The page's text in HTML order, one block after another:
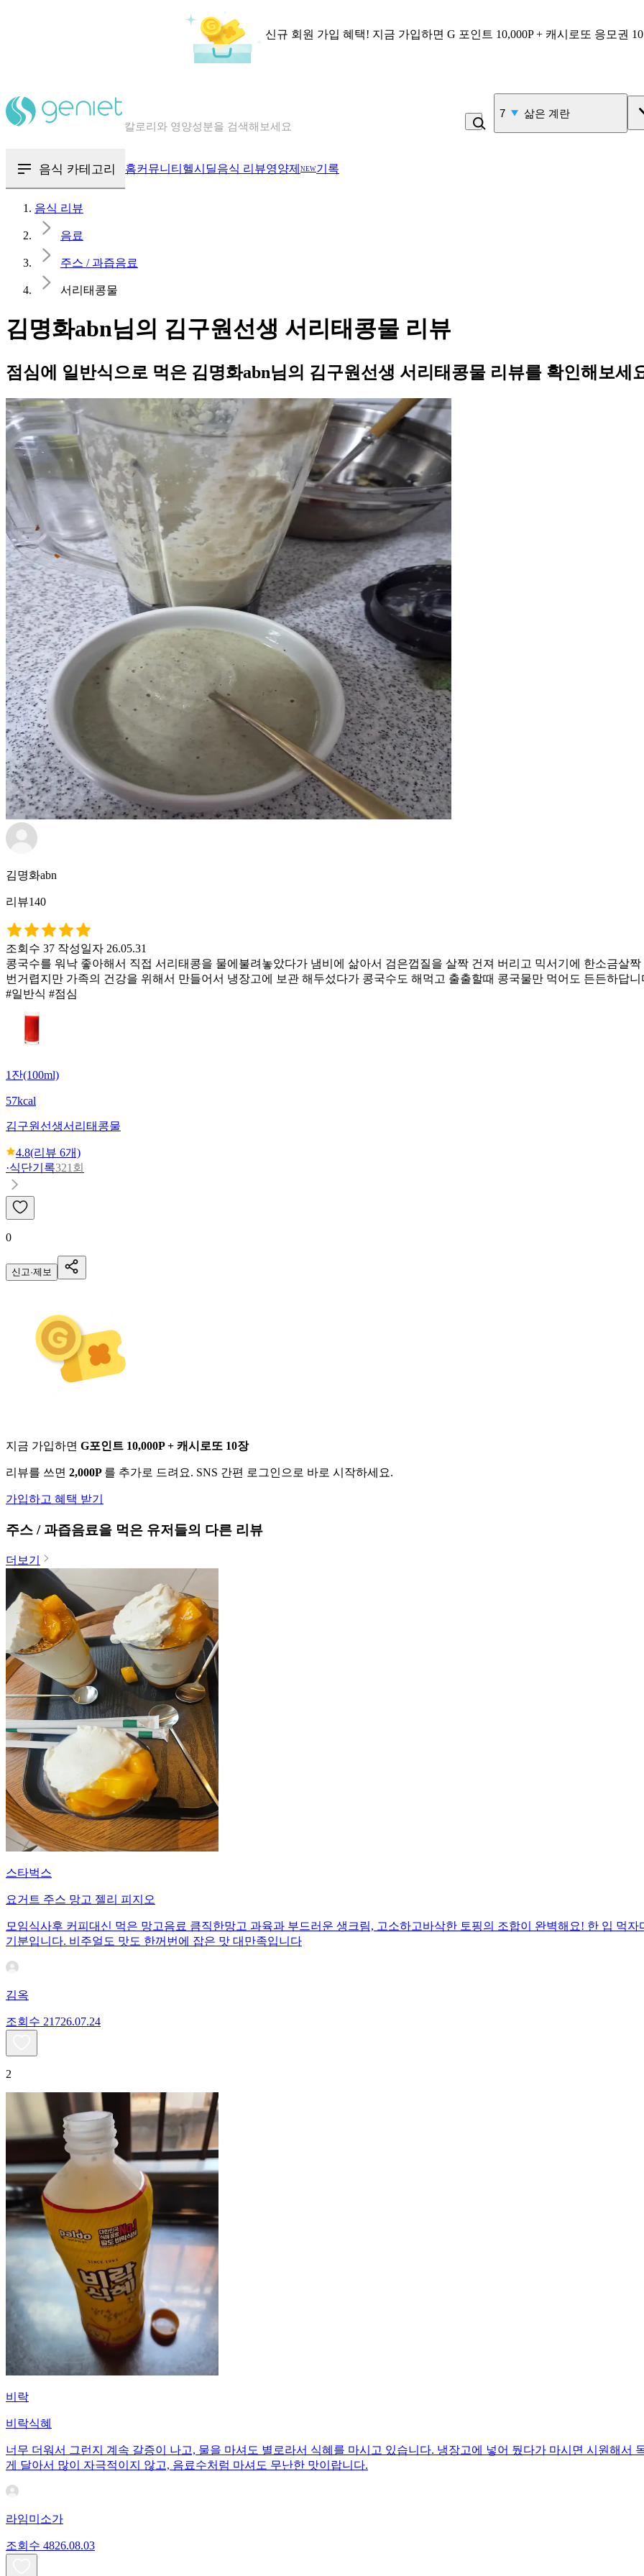
신규 회원 가입 혜택! 지금 가입하면 G 포인트 10,000P + 캐시로또 응모권
음식 · 영양제 리뷰를 찾아보세요
7 삶은 계란
음식 카테고리 홈커뮤니티 헬시딜음식 리뷰영양제 NEW기록
음식 리뷰
음료
주스 / 과즙음료
서리태콩물
김명화abn님의 김구원선생 서리태콩물 리뷰
점심에 일반식으로 먹은 김명화abn님의 김구원선생 서리태콩물 리뷰를 확인해보세
김명화abn
리뷰140
조회수 37 작성일자 26.05.31
콩국수를 워낙 좋아해서 직접 서리태콩을 물에불려놓았다가 냄비에 삶아서 검은껍질을 살짝 건져 버리고 믹서기에 한소금살
번거렵지만 가족의 건강을 위해서 만들어서 냉장고에 보관 해두섰다가 콩국수도 해먹고 출출할때 콩국물만 먹어도 든든하답니
#일반식 #점심
1잔(100ml)
57kcal
김구원선생서리태콩물
4.8(리뷰 6개)
·식단기록321회
0
신고·제보
지금 가입하면 G포인트 10,000P + 캐시로또 10장
리뷰를 쓰면 2,000P 를 추가로 드려요. SNS 간편 로그인으로 바로 시작하세요.
가입하고 혜택 받기
주스 / 과즙음료을 먹은 유저들의 다른 리뷰
더보기
스타벅스
요거트 주스 망고 젤리 피지오
모임식사후 커피대신 먹은 망고음료 큼직한망고 과육과 부드러운 생크림, 고소하고바삭한 토핑의 조합이 완벽해요! 한 입 먹
기분입니다. 비주얼도 맛도 한꺼번에 잡은 맛 대만족입니다
김옥
조회수 21726.07.24
2
비락
비락식혜
너무 더워서 그런지 계속 갈증이 나고, 물을 마셔도 별로라서 식혜를 마시고 있습니다. 냉장고에 넣어 뒀다가 마시면 시원해서
게 달아서 많이 자극적이지 않고, 음료수처럼 마셔도 무난한 맛이랍니다.
라임미소가
조회수 4826.08.03